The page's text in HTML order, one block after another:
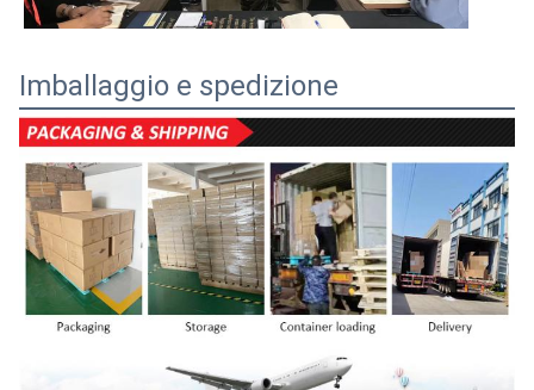
Imballaggio e spedizione